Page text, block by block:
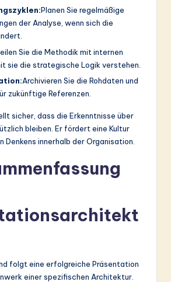
Planen Sie regelmäßige
der Analyse, wenn sich die
Sie die Methodik mit internen
sie die strategische Logik verstehen.
Archivieren Sie die Rohdaten und
zukünftige Referenzen.
sicher, dass die Erkenntnisse über
bleiben. Er fördert eine Kultur
innerhalb der Organisation.
folgt eine erfolgreiche Präsentation
einer spezifischen Architektur.